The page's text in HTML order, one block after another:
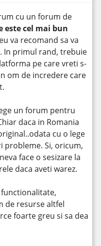
cu un forum de
este cel mai bun
va recomand sa va
In primul rand, trebuie
pe care vreti s-
om de incredere care
un forum pentru
daca in Romania
cu o lege
probleme. Si, oricum,
face o sesizare la
daca aveti warez.
de resurse altfel
foarte greu si sa dea